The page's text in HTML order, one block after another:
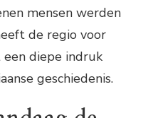
mensen werden
de regio voor
diepe indruk
geschiedenis.